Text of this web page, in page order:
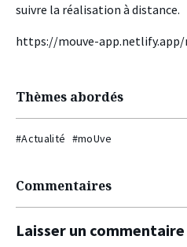
suivre la réalisation à distance.
https://mouve-app.netlify.app/
Thèmes abordés
#Actualité #moUve
Commentaires
Laisser un commentaire